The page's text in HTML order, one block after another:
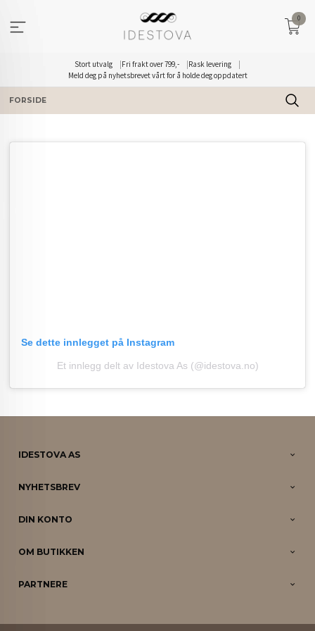
innholdet
Stort utvalg Fri frakt over 799,-
Rask levering
Meld deg på nyhetsbrevet vårt for å holde deg oppdatert
0
FORSIDE
Se dette innlegget på Instagram
Et innlegg delt av Idestova As (@idestova.no)
IDESTOVA AS
NYHETSBREV
DIN KONTO
OM BUTIKKEN
PARTNERE